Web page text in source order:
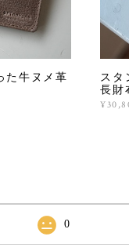
た牛ヌメ革
スタ
長財
0